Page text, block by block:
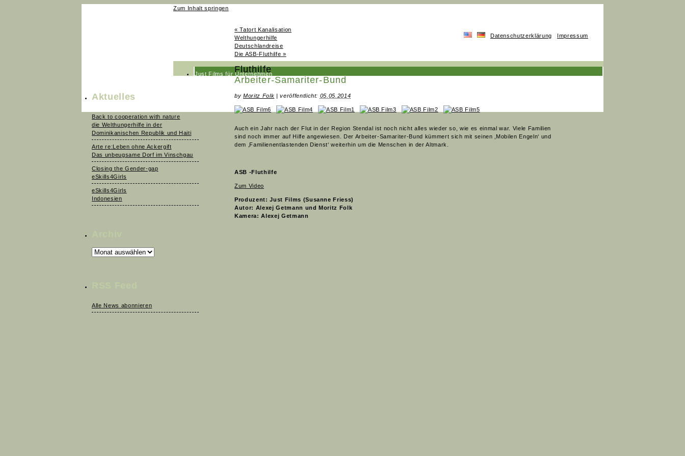
Zum Inhalt springen
Impressum
Datenschutzerklärung
Just Films für Unternehmen
« Tatort Kanalisation
Welthungerhilfe
Deutschlandreise
Die ASB-Fluthilfe »
Fluthilfe
Arbeiter-Samariter-Bund
by Moritz Folk |veröffentlicht: 05.05.2014
Auch ein Jahr nach der Flut in der Region Stendal ist noch nicht alles wieder so, wie es einmal war. Viele Familien
sind noch immer auf Hilfe angewiesen. Der Arbeiter-Samariter-Bund kümmert sich mit seinen ‚Mobilen Engeln‘ und
dem ‚Familienentlastenden Dienst‘ weiterhin um die Menschen in der Altmark.
ASB -Fluthilfe
Zum Video
Produzent: Just Films (Susanne Friess)
Autor: Alexej Getmann und Moritz Folk
Kamera: Alexej Getmann
Aktuelles
Back to cooperation with nature
die Welthungerhilfe in der
Dominikanischen Republik und Haiti
Arte re:Leben ohne Ackergift
Das unbeugsame Dorf im Vinschgau
Closing the Gender-gap
eSkills4Girls
eSkills4Girls
Indonesien
Archiv
Alle News abonnieren